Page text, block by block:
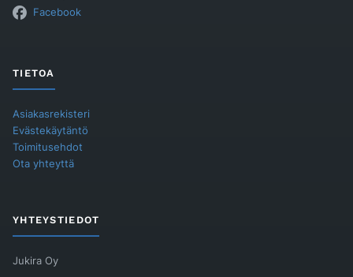
Facebook
TIETOA
Asiakasrekisteri
Evästekäytäntö
Toimitusehdot
Ota yhteyttä
YHTEYSTIEDOT
Jukira Oy